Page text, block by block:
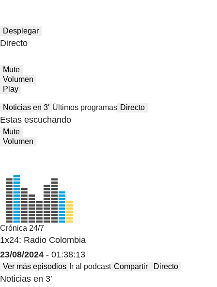
Desplegar
Directo
Mute
Volumen
Play
Noticias en 3′ Últimos programas Directo
Estas escuchando
Mute
Volumen
Crónica 24/7
1x24: Radio Colombia
23/08/2024 - 01:38:13
Ver más episodios Ir al podcast Compartir Directo
Noticias en 3′